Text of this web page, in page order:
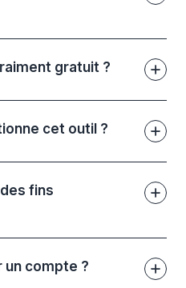
gratuit ?
cet outil ?
fins
un compte ?